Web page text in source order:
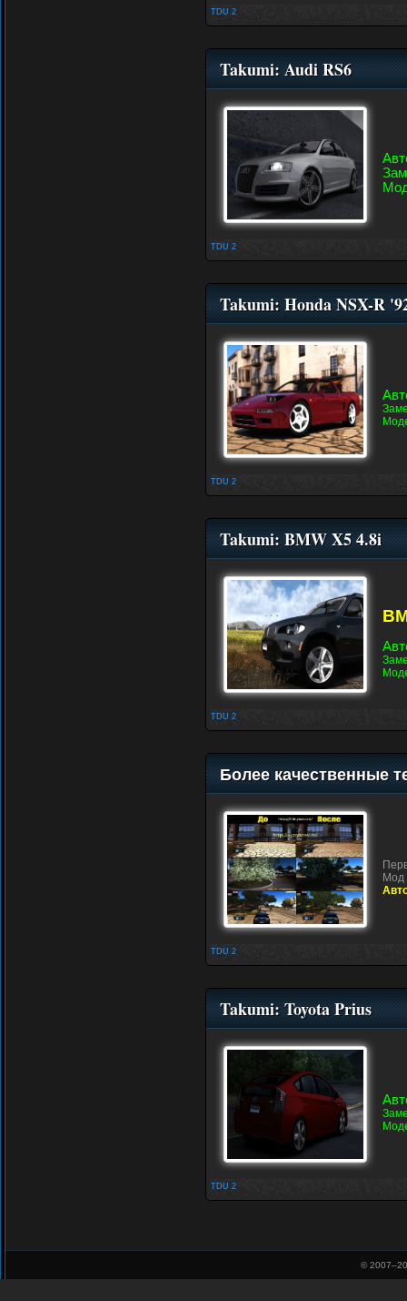
TDU 2
Takumi: Audi RS6
TDU 2
Takumi: Honda NSX-R
TDU 2
Takumi: BMW X5 4.8i
TDU 2
Более качественные
Мод
TDU 2
Takumi: Toyota Prius
TDU 2
© 2007–